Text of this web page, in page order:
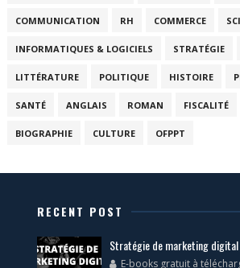
COMMUNICATION RH COMMERCE
INFORMATIQUES & LOGICIELS STRATÉGIE
LITTÉRATURE POLITIQUE HISTOIRE
SANTÉ ANGLAIS ROMAN FISCALITÉ
BIOGRAPHIE CULTURE OFPPT
RECENT POST
Stratégie de marketing digital
E-books gratuit à